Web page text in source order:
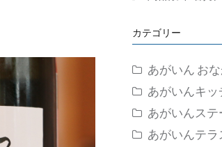
カテゴリー
あがいん お
あがいんキッ
あがいんステ
あがいんテラ